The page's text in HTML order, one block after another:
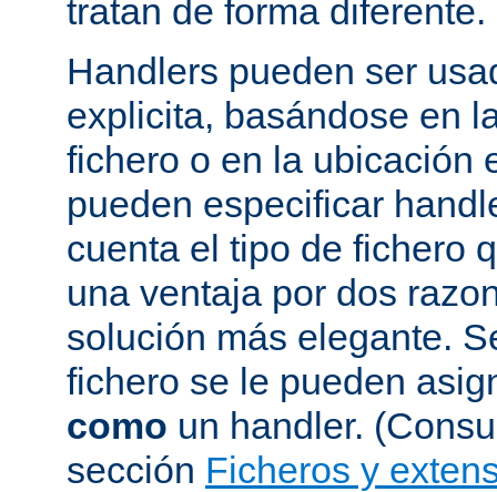
tratan de forma diferente.
Handlers pueden ser
explicita, basándose en
fichero o en la ubicación
pueden especificar
cuenta el tipo de fichero
una ventaja por dos
solución más elegante.
fichero se le pueden
como un handler.
sección Ficheros y